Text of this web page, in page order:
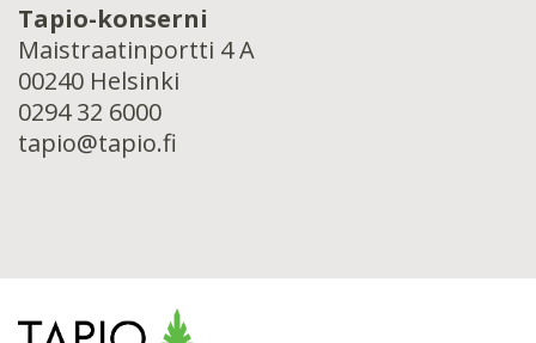
Tapio-konserni
Maistraatinportti 4 A
00240 Helsinki
0294 32 6000
tapio@tapio.fi